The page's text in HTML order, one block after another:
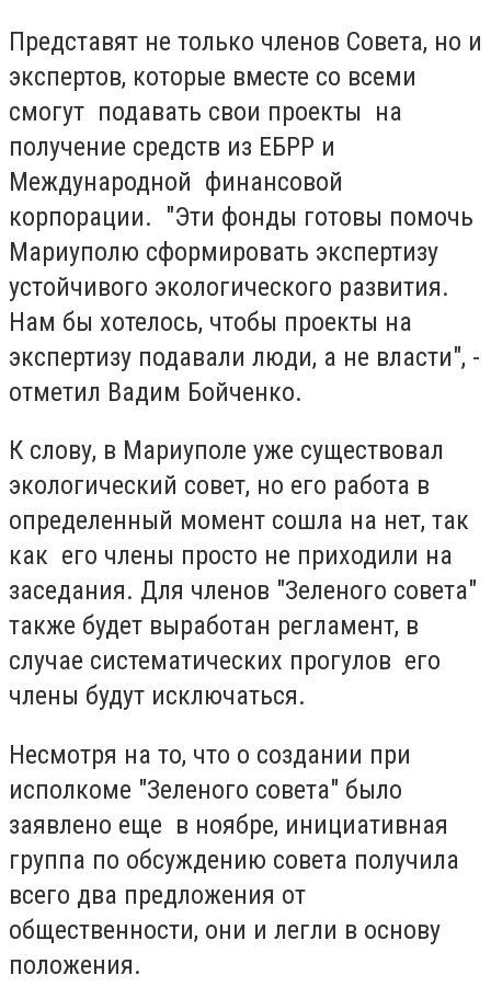
Представят не только членов Совета, но и
экспертов, которые вместе со всеми
смогут подавать свои проекты на
получение средств из ЕБРР и
Международной финансовой
корпорации. "Эти фонды готовы помочь
Мариуполю сформировать экспертизу
устойчивого экологического развития.
Нам бы хотелось, чтобы проекты на
экспертизу подавали люди, а не власти", -
отметил Вадим Бойченко.
К слову, в Мариуполе уже существовал
экологический совет, но его работа в
определенный момент сошла на нет, так
как его члены просто не приходили на
заседания. Для членов "Зеленого совета"
также будет выработан регламент, в
случае систематических прогулов его
члены будут исключаться.
Несмотря на то, что о создании при
исполкоме "Зеленого совета" было
заявлено еще в ноябре, инициативная
группа по обсуждению совета получила
всего два предложения от
общественности, они и легли в основу
положения.